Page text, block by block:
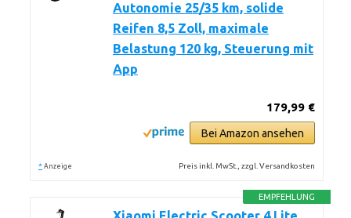
Autonomie 25/35 km, solide
Reifen 8,5 Zoll, maximale
Belastung 120 kg, Steuerung mit
App
179,99 €
Bei Amazon ansehen
* Anzeige Preis inkl. MwSt., zzgl. Versandkosten
EMPFEHLUNG